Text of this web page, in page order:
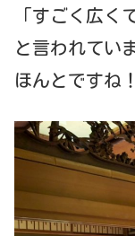
「すごく広く
と言われてい
ほんとですね